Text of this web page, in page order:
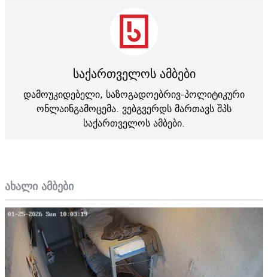
ახალი ამბები
საქართველოს ამბები
დამოუკიდებელი, საზოგადოებრივ-პოლიტიკური
ონლაინგამოცემა. ვებგვერდს მართავს შპს
საქართველოს ამბები.